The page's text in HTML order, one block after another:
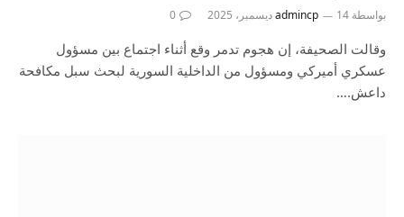
بواسطة admincp 14 ديسمبر، 2025 0
وقالت الصحيفة، إن هجوم تدمر وقع أثناء اجتماع بين مسؤول
عسكري أميركي ومسؤول من الداخلية السورية لبحث سبل مكافحة
داعش.…